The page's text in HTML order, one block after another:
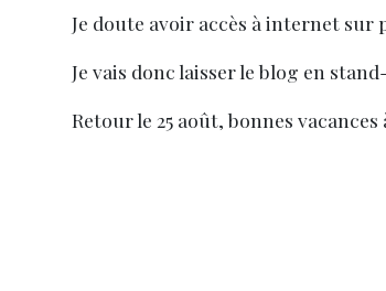
Je doute avoir accès à internet sur
Je vais donc laisser le blog en
Retour le 25 août, bonnes vacances